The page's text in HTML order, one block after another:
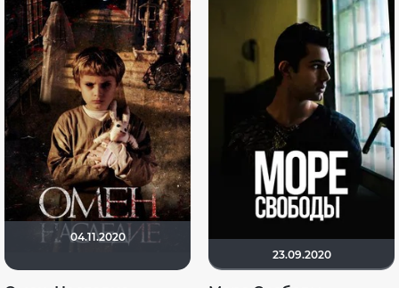
04.11.2020
23.09.2020